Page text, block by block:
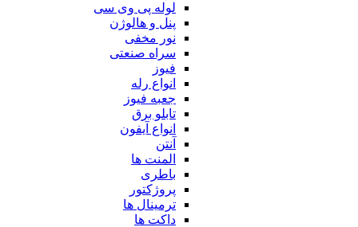
لوله پی وی سی
پنل و هالوژن
نور مخفی
سراه صنعتی
فیوز
انواع رله
جعبه فیوز
تابلو برق
انواع آیفون
آنتن
المنت ها
باطری
پروژکتور
ترمینال ها
داکت ها